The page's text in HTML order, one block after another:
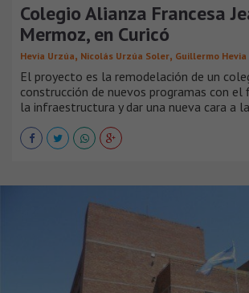
Colegio Alianza Francesa
Mermoz, en Curicó
Hevia Urzúa, Nicolás Urzúa Soler, Guillermo Hevia
El proyecto es la remodelación de un
construcción de nuevos programas con el
la infraestructura y dar una nueva cara a